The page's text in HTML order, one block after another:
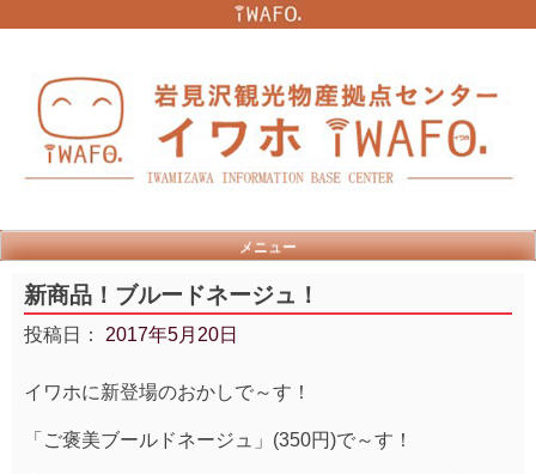
メニュー
新商品！ブルードネージュ！
投稿日： 2017年5月20日
イワホに新登場のおかしで～す！
「ご褒美ブールドネージュ」(350円)で～す！